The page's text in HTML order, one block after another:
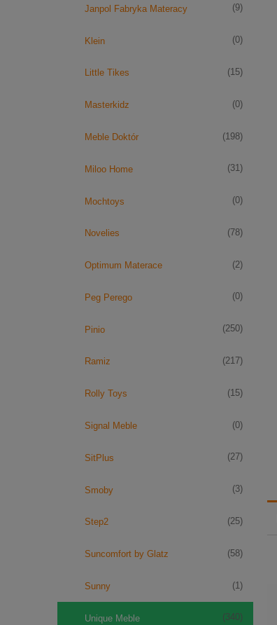
Janpol Fabryka Materacy (9)
Klein (0)
Little Tikes (15)
Masterkidz (0)
Meble Doktór (198)
Miloo Home (31)
Mochtoys (0)
Novelies (78)
Optimum Materace (2)
Peg Perego (0)
Pinio (250)
Ramiz (217)
Rolly Toys (15)
Signal Meble (0)
SitPlus (27)
Smoby (3)
Step2 (25)
Suncomfort by Glatz (58)
Sunny (1)
Unique Meble (340)